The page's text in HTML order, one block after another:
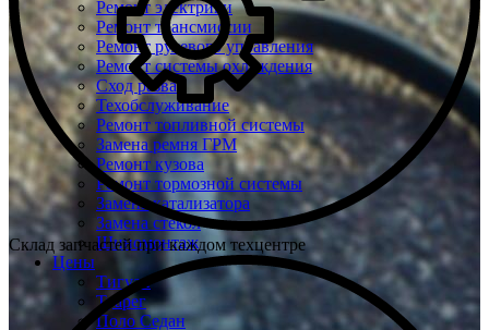
Ремонт электрики
Ремонт трансмиссии
Ремонт рулевого управления
Ремонт системы охлаждения
Сход развал
Техобслуживание
Ремонт топливной системы
Замена ремня ГРМ
Ремонт кузова
Ремонт тормозной системы
Замена катализатора
Замена стекол
Шиномонтаж
Цены
Тигуан
Туарег
Поло Седан
Склад запчастей при каждом техцентре